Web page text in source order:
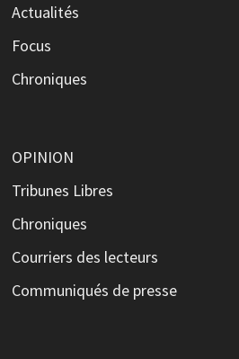
Actualités
Focus
Chroniques
OPINION
Tribunes Libres
Chroniques
Courriers des lecteurs
Communiqués de presse